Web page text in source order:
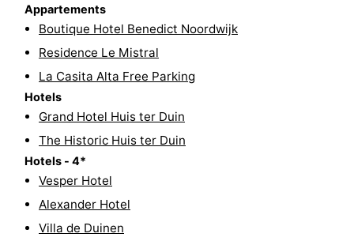
und
trinken
Veranstaltungen
Praktisch
Forum
Route
Parken
Reisebuchshop
Medizin
Appartements
Boutique Hotel Benedict Noordwijk
Residence Le Mistral
La Casita Alta Free Parking
Hotels
Grand Hotel Huis ter Duin
The Historic Huis ter Duin
Hotels - 4*
Vesper Hotel
Alexander Hotel
Villa de Duinen